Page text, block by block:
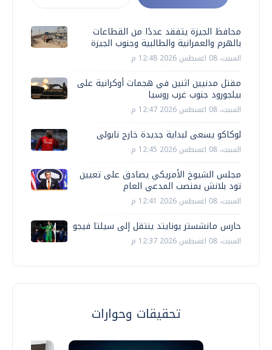
محافظ الجيزة يتفقد عددًا من القطاعات
بالهرم والعمرانية والطالبية وجنوب الجيزة
السبت، 08 اغسطس 2026 12:48 م
مقتل مدنيين اثنين في هجمات أوكرانية على
بيلجورود جنوب غرب روسيا
السبت، 08 اغسطس 2026 12:47 م
لوكاكو يسعى لبداية جديدة خارج نابولى
السبت، 08 اغسطس 2026 12:45 م
مجلس الشيوخ الأمريكي يصادق على تعيين
تود بلانش بمنصب المدعي العام
السبت، 08 اغسطس 2026 12:41 م
حارس مانشستر يونايتد ينتقل إلى سيلتا فيجو
السبت، 08 اغسطس 2026 12:37 م
تحقيقات وحوارات